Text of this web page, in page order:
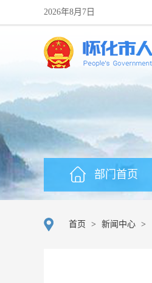
2026年8月7日
部门首页
首页 > 新闻中心 >